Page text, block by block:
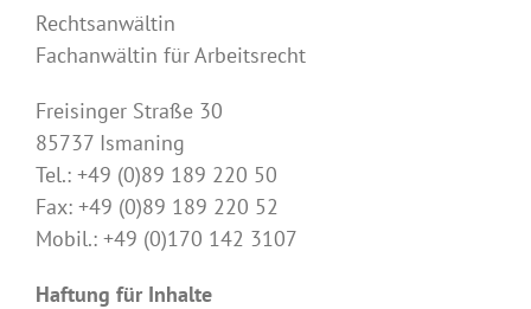
Rechtsanwältin
Fachanwältin für Arbeitsrecht
Freisinger Straße 30
85737 Ismaning
Tel.: +49 (0)89 189 220 50
Fax: +49 (0)89 189 220 52
Mobil.: +49 (0)170 142 3107
Haftung für Inhalte